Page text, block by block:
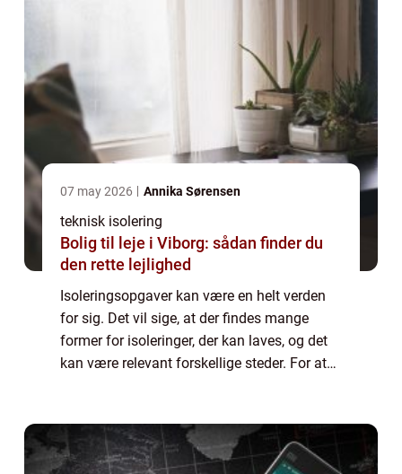
07 may 2026 Annika Sørensen
teknisk isolering
Bolig til leje i Viborg: sådan finder du
den rette lejlighed
Isoleringsopgaver kan være en helt verden
for sig. Det vil sige, at der findes mange
former for isoleringer, der kan laves, og det
kan være relevant forskellige steder. For at